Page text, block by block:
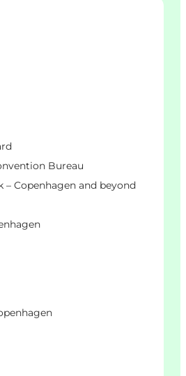
Bureau
– Copenhagen and beyond